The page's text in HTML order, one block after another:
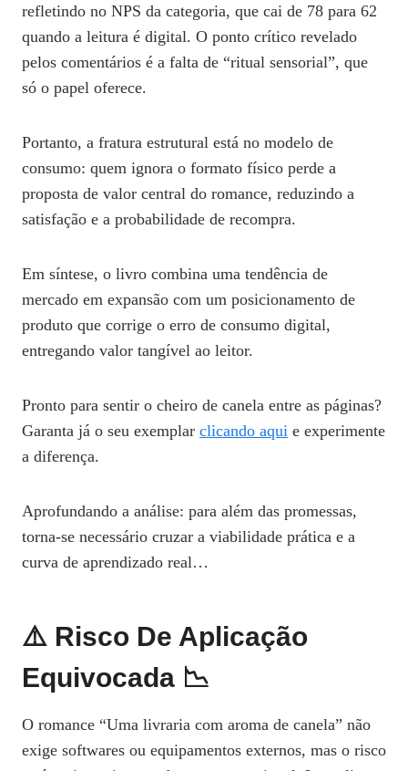
refletindo no NPS da categoria, que cai de 78 para 62
quando a leitura é digital. O ponto crítico revelado
pelos comentários é a falta de “ritual sensorial”, que
só o papel oferece.
Portanto, a fratura estrutural está no modelo de
consumo: quem ignora o formato físico perde a
proposta de valor central do romance, reduzindo a
satisfação e a probabilidade de recompra.
Em síntese, o livro combina uma tendência de
mercado em expansão com um posicionamento de
produto que corrige o erro de consumo digital,
entregando valor tangível ao leitor.
Pronto para sentir o cheiro de canela entre as páginas?
Garanta já o seu exemplar clicando aqui e experimente
a diferença.
Aprofundando a análise: para além das promessas,
torna-se necessário cruzar a viabilidade prática e a
curva de aprendizado real…
⚠️ Risco De Aplicação
Equivocada 📉
O romance “Uma livraria com aroma de canela” não
exige softwares ou equipamentos externos, mas o risco